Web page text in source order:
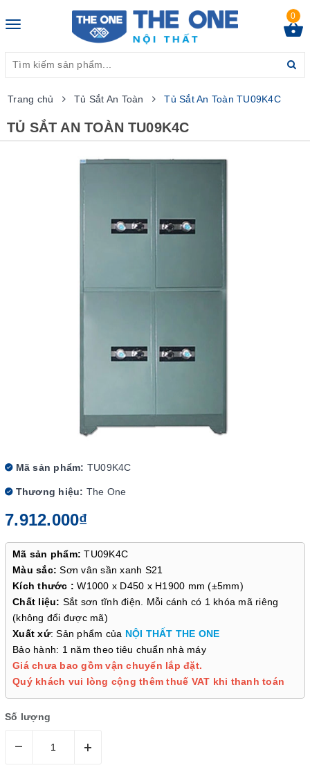
Toggle
0
Trang chủ Tủ Sắt An Toàn Tủ Sắt An Toàn TU09K4C
TỦ SẮT AN TOÀN TU09K4C
Mã sản phẩm: TU09K4C
Thương hiệu: The One
7.912.000₫
Mã sản phẩm: TU09K4C
Màu sắc: Sơn vân sần xanh S21
Kích thước : W1000 x D450 x H1900 mm (±5mm)
Chất liệu: Sắt sơn tĩnh điện. Mỗi cánh có 1 khóa mã riêng
(không đổi được mã)
Xuất xứ: Sản phẩm của NỘI THẤT THE ONE
Bảo hành: 1 năm theo tiêu chuẩn nhà máy
Giá chưa bao gồm vận chuyển lắp đặt.
Quý khách vui lòng cộng thêm thuế VAT khi thanh toán
Số lượng
– +